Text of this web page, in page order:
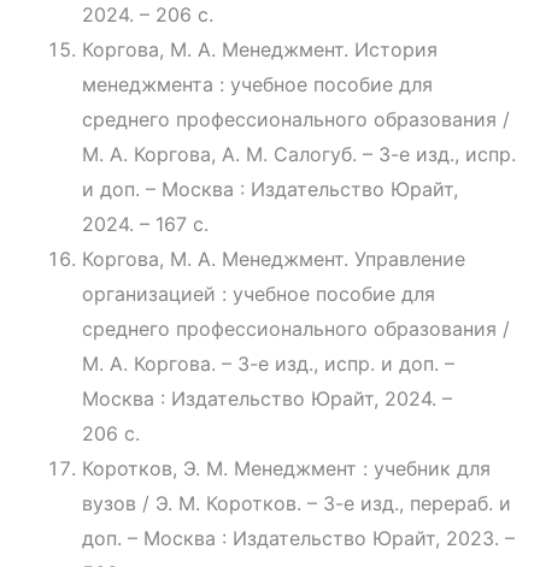
2024. – 206 с.
Коргова, М. А. Менеджмент. История
менеджмента : учебное пособие для
среднего профессионального образования /
М. А. Коргова, А. М. Салогуб. – 3-е изд., испр.
и доп. – Москва : Издательство Юрайт,
2024. – 167 с.
Коргова, М. А. Менеджмент. Управление
организацией : учебное пособие для
среднего профессионального образования /
М. А. Коргова. – 3-е изд., испр. и доп. –
Москва : Издательство Юрайт, 2024. –
206 с.
Коротков, Э. М. Менеджмент : учебник для
вузов / Э. М. Коротков. – 3-е изд., перераб. и
доп. – Москва : Издательство Юрайт, 2023. –